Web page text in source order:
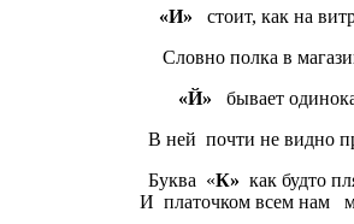
«И» стоит, как на
Словно полка в
«Й» бывает
В ней почти не видно
Буква «К» как будто
И платочком всем нам